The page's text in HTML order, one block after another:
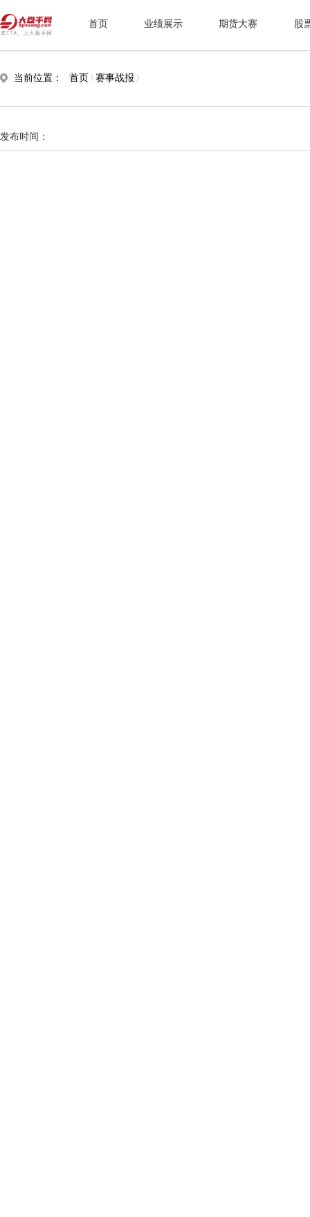
首页 业绩展示 期货大赛 股
当前位置： 首页 赛事战报
发布时间：